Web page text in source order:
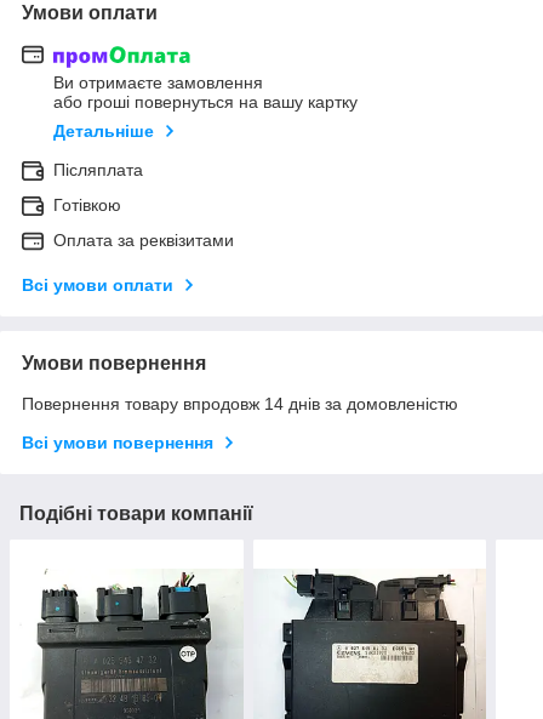
Умови оплати
Ви отримаєте замовлення
або гроші повернуться на вашу картку
Детальніше
Післяплата
Готівкою
Оплата за реквізитами
Всі умови оплати
Умови повернення
Повернення товару впродовж 14 днів за домовленістю
Всі умови повернення
Подібні товари компанії